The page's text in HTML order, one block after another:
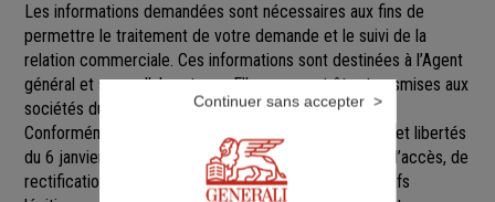
Les informations demandées sont nécessaires aux fins de
permettre le traitement de votre demande et le suivi de la
relation commerciale. Ces informations sont destinées à l’Agent
général et ses collaborateurs. Elles pourront être transmises aux
sociétés du groupe GENERALI.
Conformément aux dispositions de la loi Informatique et libertés
du 6 janvier 1978 modifiée, vous disposez d’un droit d’accès, de
rectification, de suppression et d’opposition pour motifs
Continuer sans accepter